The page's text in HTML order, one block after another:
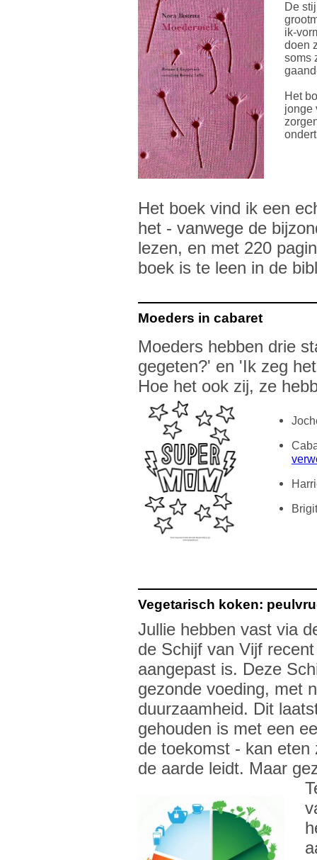
De
ik-
doen
soms
Het
jonge
Het boek vind ik een
het - vanwege de
lezen, en met 220
boek is te leen in de
Moeders in cabaret
Moeders hebben drie
gegeten?' en 'Ik zeg
Hoe het ook zij, ze
Vegetarisch koken:
Jullie hebben vast via
de Schijf van Vijf
aangepast is. Deze
gezonde voeding, met
duurzaamheid. Dit
gehouden is met een
de toekomst - kan
de aarde leidt. Maar